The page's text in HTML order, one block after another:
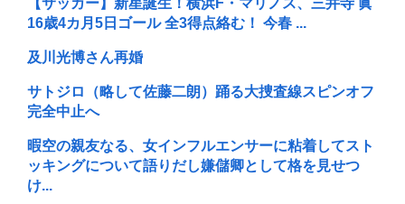
【サッカー】新星誕生！横浜F・マリノス、三井寺 眞
16歳4カ月5日ゴール 全3得点絡む！ 今春 ...
及川光博さん再婚
サトジロ（略して佐藤二朗）踊る大捜査線スピンオフ
完全中止へ
暇空の親友なる、女インフルエンサーに粘着してスト
ッキングについて語りだし嫌儲卿として格を見せつ
け...